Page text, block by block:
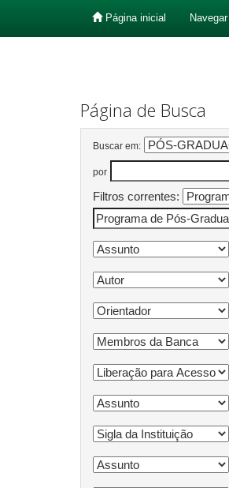
Página inicial Navegar
Página de Busca
Buscar em:
por
Filtros correntes: